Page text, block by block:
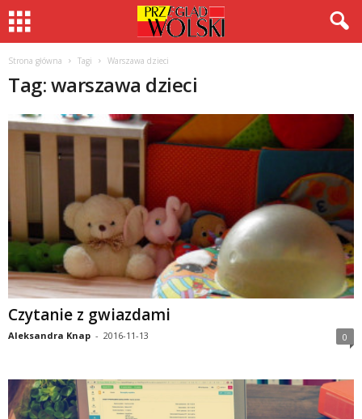
Strona główna Tagi Warszawa dzieci
Tag: warszawa dzieci
Czytanie z gwiazdami
Aleksandra Knap - 2016-11-13 0